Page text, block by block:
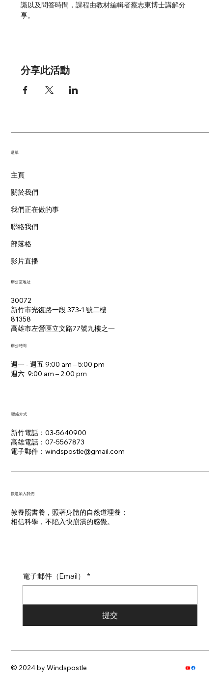
識以及問答時間，課程由教材編輯者蔡志東博士講解分
享。
分享此活動
主頁
關於我們
我們正在做的事
聯絡我們
部落格
影片直播
​選單
辦公室地址
30072
新竹市光復路一段 373-1 號二樓
81358
​高雄市左營區立文路77號九樓之一
週一 - 週五 9:00 am – 5:00 pm
週六 9:00 am – 2:00 pm​
辦公時間
新竹電話：03-5640900
高雄電話：07-5567873
電子郵件：​windspostle@gmail.com
聯絡方式
​歡迎加入我們
教養照書養，照著身體的自然道理養；
​相信科學，不陷入快崩潰的感覺。
電子郵件（Email） *
提交
© 2024 by Windspostle